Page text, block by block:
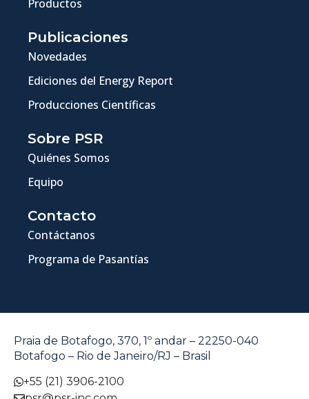
Productos
Publicaciones
Novedades
Ediciones del Energy Report
Producciones Científicas
Sobre PSR
Quiénes Somos
Equipo
Contacto
Contáctanos
Programa de Pasantías
Praia de Botafogo, 370, 1º andar – 22250-040
Botafogo – Rio de Janeiro/RJ – Brasil
+55 (21) 3906-2100